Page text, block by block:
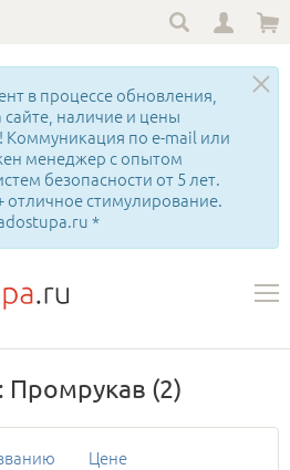
в процессе обновления,
наличие и цены
Коммуникация по e-mail или
менеджер с опытом
безопасности от 5 лет.
стимулирование.
*
Промрукав (2)
Цене